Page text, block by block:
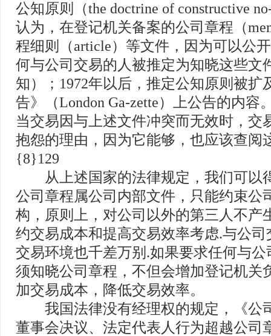
公知原则（the doctrine of constructive
认为，在登记机关备案的公司章程（
程细则（article）等文件，因为可以公
何与公司交易的人被推定为知晓这些文
知）；1972年以后，推定公知原则被扩
告》（London Ga-zette）上公告的内容
当交易因与上述文件冲突而无效时，交
抱怨的理由，因为它能够，也应该查阅
{8}129
从上述国家的法律规定，我们可以
公司章程属公司内部文件，只能约束公
构，原则上，对公司以外的第三人不产
约交易成本和提高交易效率考虑.与公
交易环境也千差万别.如果要求任何与
须知晓公司章程，不但会增加登记机关
加交易成本，降低交易效率。
我国法律没有经理权的规定，《公
董事会决议、法定代表人行为超越公司